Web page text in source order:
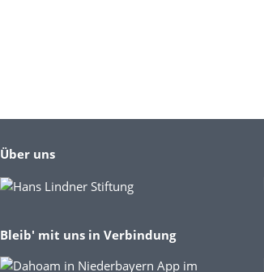
Über uns
Bleib' mit uns in Verbindung